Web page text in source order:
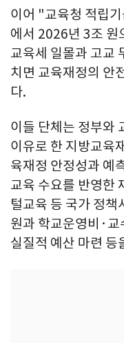
이어 "교육청 적립
에서 2026년 3조
교육세 일몰과 고교
치면 교육재정의 안
다.
이들 단체는 정부와
이유로 한 지방교육
육재정 안정성과 예
교육 수요를 반영한
털교육 등 국가 정
원과 학교운영비·
실질적 예산 마련 등